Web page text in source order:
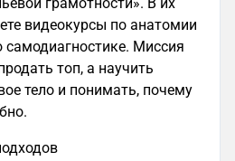
видеокурсы по анатомии
самодиагностике. Миссия
топ, а научить
тело и понимать, почему